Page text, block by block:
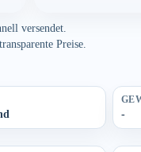
versendet.
Preise.
-